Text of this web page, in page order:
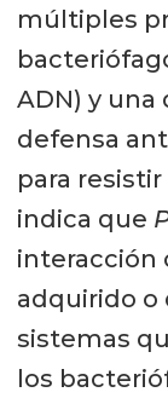
múltiples
ADN) y una
defensa
para
indica que
interacción
adquirido o
sistemas
los